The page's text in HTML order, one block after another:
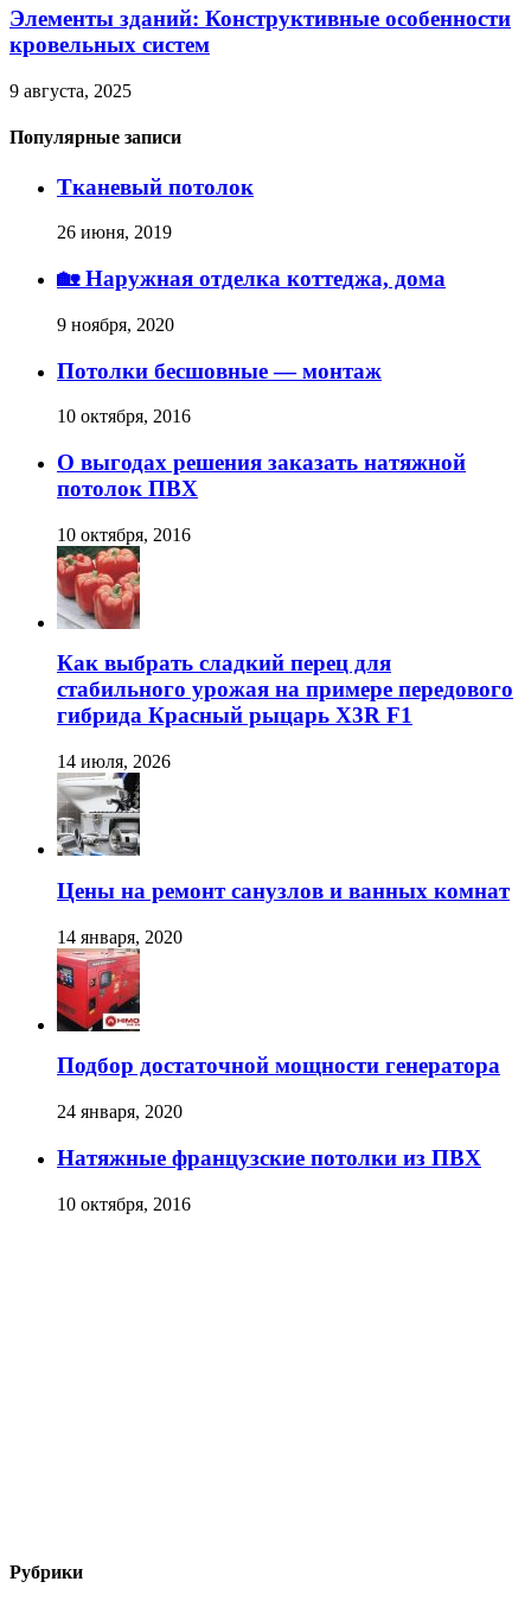
Элементы зданий: Конструктивные особенности
кровельных систем
9 августа, 2025
Популярные записи
Тканевый потолок
26 июня, 2019
🏡 Наружная отделка коттеджа, дома
9 ноября, 2020
Потолки бесшовные — монтаж
10 октября, 2016
О выгодах решения заказать натяжной
потолок ПВХ
10 октября, 2016
Как выбрать сладкий перец для
стабильного урожая на примере передового
гибрида Красный рыцарь X3R F1
14 июля, 2026
Цены на ремонт санузлов и ванных комнат
14 января, 2020
Подбор достаточной мощности генератора
24 января, 2020
Натяжные французские потолки из ПВХ
10 октября, 2016
Рубрики